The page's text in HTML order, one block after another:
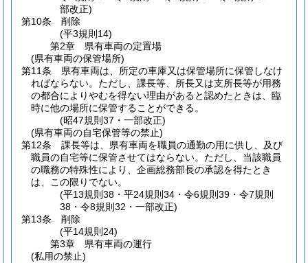
部改正)
第10条
削除
(平3規則14)
第2章
県有車両の定置場
(県有車両の保管場所)
第11条
県有車両は、所定の車庫又は保管場所に保管しなけ
ればならない。 ただし、課長等、所長又は支所長等が用務
の都合によりやむを得ない理由があると認めたときは、臨
時に他の場所に保管することができる。
(昭47規則37・一部改正)
(県有車両の自宅保管等の禁止)
第12条
課長等は、県有車両を職員の通勤の用に供し、及び
職員の自宅等に保管させてはならない。 ただし、当該職員
の職務の特殊性により、企画総務部長の承認を得たとき
は、この限りでない。
(平13規則38・平24規則34・令6規則39・令7規則
38・令8規則32・一部改正)
第13条
削除
(平14規則24)
第3章
県有車両の運行
(私用の禁止)